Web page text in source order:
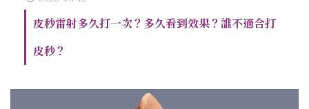
皮秒雷射多久打一次？多久看到效果？誰不適合打
皮秒？